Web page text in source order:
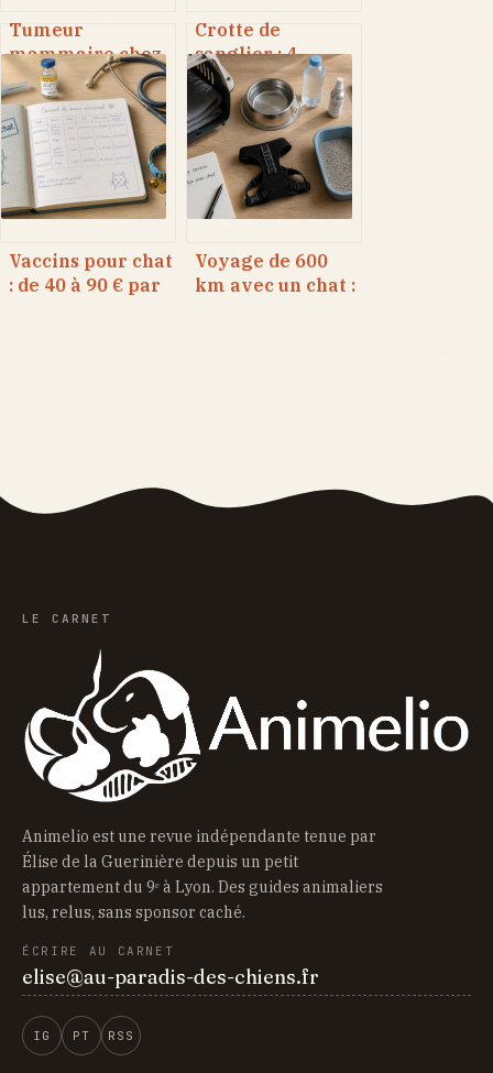
Tumeur
mammaire chez
le chat : 85 % de
malignité et les
gestes qui
sauvent
Crotte de
sanglier : 4
critères
morphologiques
et 2 à 5 cm de
diamètre pour
une identification
fiable
Vaccins pour chat
: de 40 à 90 € par
Voyage de 600
km avec un chat :
LE CARNET
Animelio est une revue indépendante tenue par
Élise de la Guerinière depuis un petit
appartement du 9ᵉ à Lyon. Des guides animaliers
lus, relus, sans sponsor caché.
ÉCRIRE AU CARNET
elise@au-paradis-des-chiens.fr
IG PT RSS